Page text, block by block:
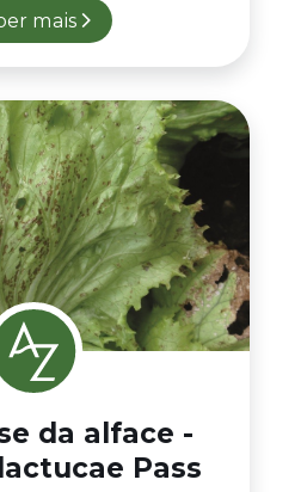
mais
da alface -
Pass